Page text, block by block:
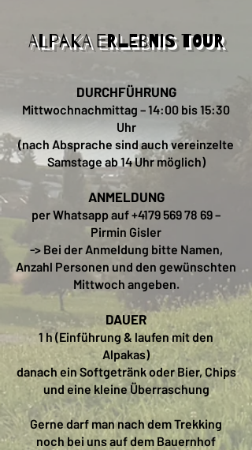
ALPAKA ERLEBNIS TOUR
DURCHFÜHRUNG
Mittwochnachmittag – 14:00 bis 15:30
Uhr
(nach Absprache sind auch vereinzelte
Samstage ab 14 Uhr möglich)
ANMELDUNG
per Whatsapp auf+4179 569 78 69–
Pirmin Gisler
-> Bei der Anmeldung bitte Namen,
Anzahl Personen und den gewünschten
Mittwoch angeben.
DAUER
1 h (Einführung & laufen mit den
Alpakas)
danach ein Softgetränk oder Bier, Chips
und eine kleine Überraschung
Gerne darf man nach dem Trekking
noch bei uns auf dem Bauernhof